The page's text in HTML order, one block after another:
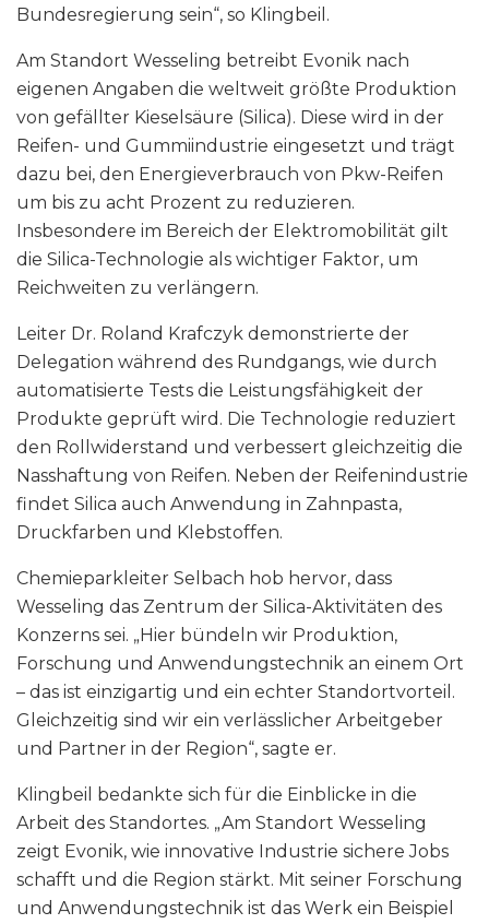
Bundesregierung sein“, so Klingbeil.
Am Standort Wesseling betreibt Evonik nach
eigenen Angaben die weltweit größte Produktion
von gefällter Kieselsäure (Silica). Diese wird in der
Reifen- und Gummiindustrie eingesetzt und trägt
dazu bei, den Energieverbrauch von Pkw-Reifen
um bis zu acht Prozent zu reduzieren.
Insbesondere im Bereich der Elektromobilität gilt
die Silica-Technologie als wichtiger Faktor, um
Reichweiten zu verlängern.
Leiter Dr. Roland Krafczyk demonstrierte der
Delegation während des Rundgangs, wie durch
automatisierte Tests die Leistungsfähigkeit der
Produkte geprüft wird. Die Technologie reduziert
den Rollwiderstand und verbessert gleichzeitig die
Nasshaftung von Reifen. Neben der Reifenindustrie
findet Silica auch Anwendung in Zahnpasta,
Druckfarben und Klebstoffen.
Chemieparkleiter Selbach hob hervor, dass
Wesseling das Zentrum der Silica-Aktivitäten des
Konzerns sei. „Hier bündeln wir Produktion,
Forschung und Anwendungstechnik an einem Ort
– das ist einzigartig und ein echter Standortvorteil.
Gleichzeitig sind wir ein verlässlicher Arbeitgeber
und Partner in der Region“, sagte er.
Klingbeil bedankte sich für die Einblicke in die
Arbeit des Standortes. „Am Standort Wesseling
zeigt Evonik, wie innovative Industrie sichere Jobs
schafft und die Region stärkt. Mit seiner Forschung
und Anwendungstechnik ist das Werk ein Beispiel